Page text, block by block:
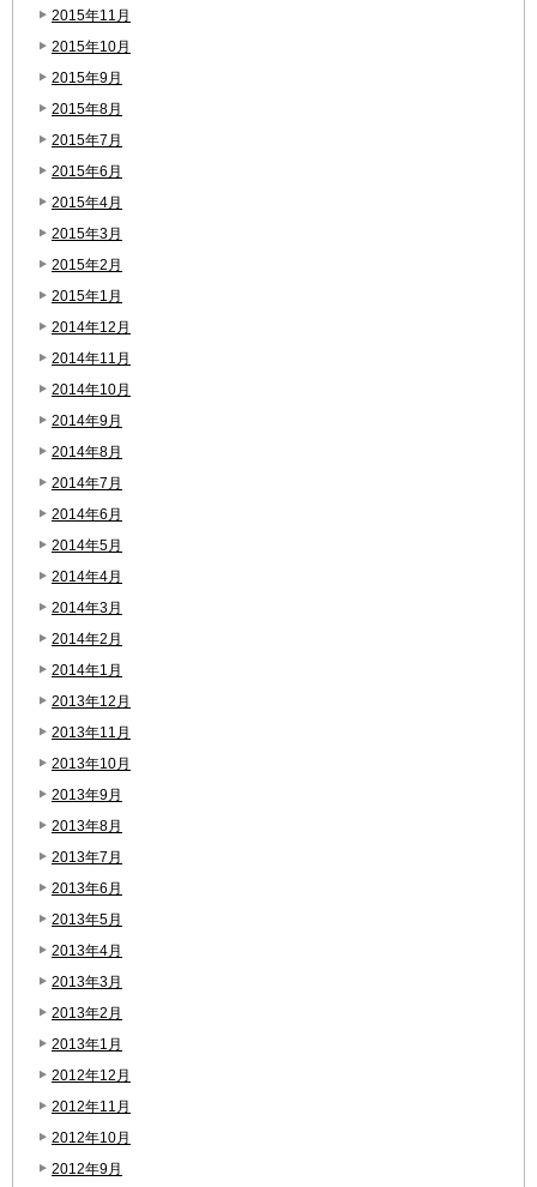
2015年11月
2015年10月
2015年9月
2015年8月
2015年7月
2015年6月
2015年4月
2015年3月
2015年2月
2015年1月
2014年12月
2014年11月
2014年10月
2014年9月
2014年8月
2014年7月
2014年6月
2014年5月
2014年4月
2014年3月
2014年2月
2014年1月
2013年12月
2013年11月
2013年10月
2013年9月
2013年8月
2013年7月
2013年6月
2013年5月
2013年4月
2013年3月
2013年2月
2013年1月
2012年12月
2012年11月
2012年10月
2012年9月